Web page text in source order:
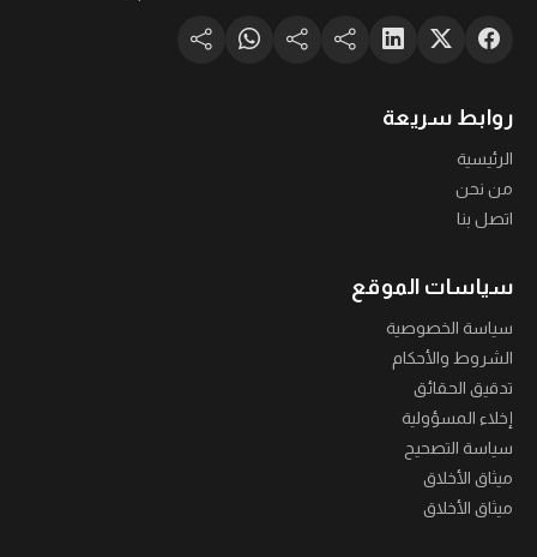
روابط سريعة
الرئيسية
من نحن
اتصل بنا
سياسات الموقع
سياسة الخصوصية
الشروط والأحكام
تدقيق الحقائق
إخلاء المسؤولية
سياسة التصحيح
ميثاق الأخلاق
ميثاق الأخلاق